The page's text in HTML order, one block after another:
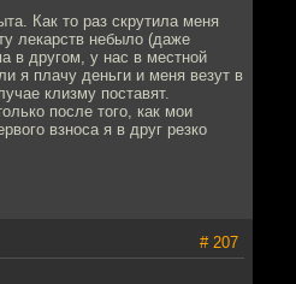
Как то раз скрутила меня
лекарств небыло (даже
в другом, у нас в местной
я плачу деньги и меня везут в
клизму поставят.
после того, как мои
взноса я в друг резко
# 207